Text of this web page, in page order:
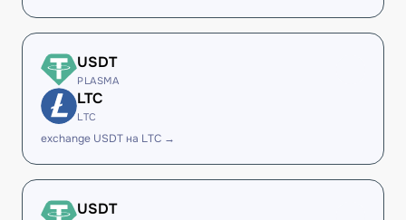
USDT
PLASMA
LTC
LTC
exchange USDT на LTC →
USDT